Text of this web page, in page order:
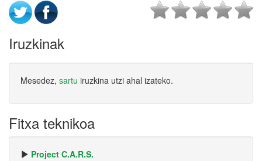
Iruzkinak
Mesedez, sartu iruzkina utzi ahal izateko.
Fitxa teknikoa
Project C.A.R.S.